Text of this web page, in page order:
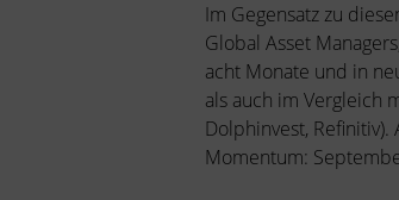
Im Gegensatz zu
Global Asset
acht Monate und in
als auch im Vergleich
Dolphinvest,
Momentum: